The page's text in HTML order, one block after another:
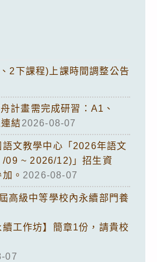
2下課程)上課時間調整公告
計畫需完成研習：A1、
結2026-08-07
語文教學中心「2026年語文
/09 ~ 2026/12)」招生資
。 2026-08-07
高級中等學校內永續部門養
工作坊】簡章1份，請貴校
07